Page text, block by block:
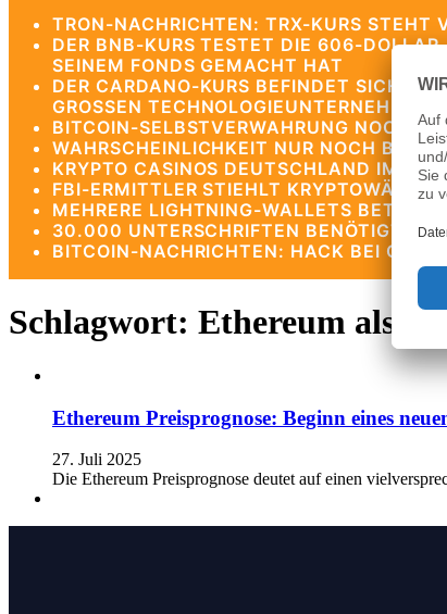
TRON-NACHRICHTEN: TRX-KURS STEHT
DER BNB-KURS TESTET DIE 606-
SEINEM FONDS GEMACHT HAT
DER CARDANO-KURS BEFINDET SICH IN
GROSSEN TECHNOLOGIEUNTERNEHMEN
BITCOIN-SELBSTVERWAHRUNG NOCH
WAHRSCHEINLICHKEIT NUR NOCH BEI
KRYPTO CASINOS DEUTSCHLAND IM
FBI-ERMITTLER STIEHLT
MEHRERE LIGHTNING-WALLETS
30.000 UNTERSCHRIFTEN BENÖTIGT:
BITCOIN-NACHRICHTEN: HACK BEI
Schlagwort: Ethereum als
Ethereum Preisprognose: Beginn eines
27. Juli 2025
Die Ethereum Preisprognose deutet auf einen